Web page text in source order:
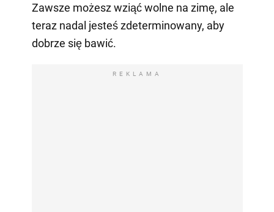
Zawsze możesz wziąć wolne na zimę, ale
teraz nadal jesteś zdeterminowany, aby
dobrze się bawić.
REKLAMA